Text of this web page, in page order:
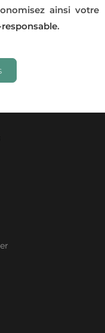
ainsi votre
.